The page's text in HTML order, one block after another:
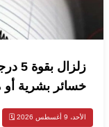
خسائر بشرية أو
الأحد، 9 أغسطس 2026 🗓️